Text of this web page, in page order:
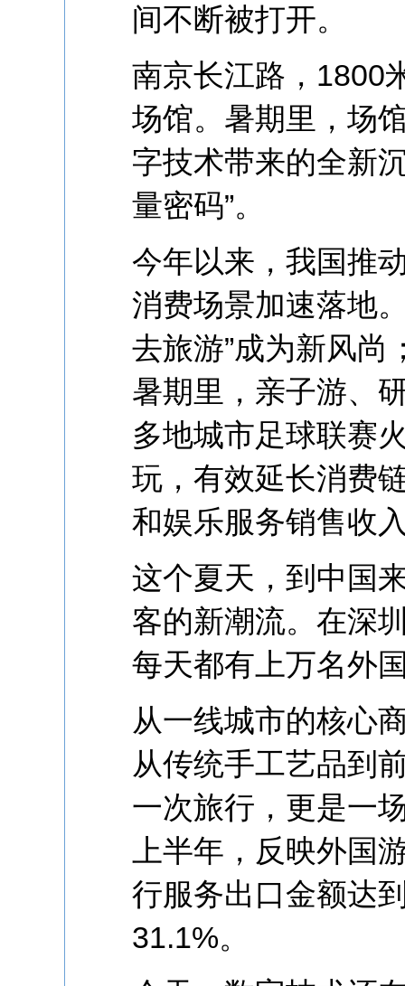
间不断被打开。
南京长江路，1800
场馆。暑期里，场
字技术带来的全新
量密码”。
今年以来，我国推
消费场景加速落地
去旅游”成为新风尚
暑期里，亲子游、
多地城市足球联赛
玩，有效延长消费
和娱乐服务销售收
这个夏天，到中国
客的新潮流。在深
每天都有上万名外
从一线城市的核心
从传统手工艺品到
一次旅行，更是一
上半年，反映外国
行服务出口金额达
31.1%。